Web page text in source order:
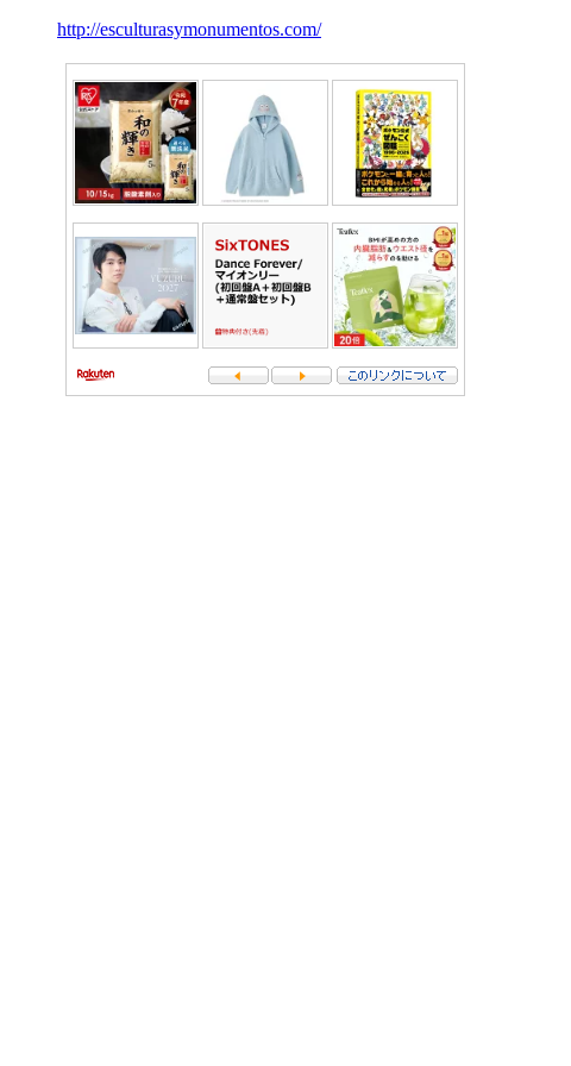
http://esculturasymonumentos.com/